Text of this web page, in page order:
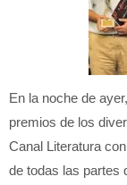
En la noche de
premios de los
Canal Literatura
de todas las partes